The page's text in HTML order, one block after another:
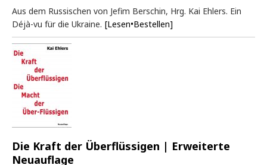
Aus dem Russischen von Jefim Berschin, Hrg. Kai Ehlers. Ein
Déjà-vu für die Ukraine. [Lesen•Bestellen]
Die Kraft der Überflüssigen | Erweiterte
Neuauflage